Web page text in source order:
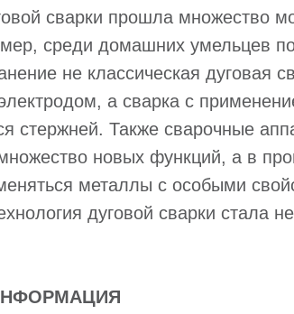
сварки прошла множество
среди домашних умельцев
не классическая дуговая
а сварка с
стержней. Также сварочные
новых функций, а в
металлы с особыми
дуговой сварки стала